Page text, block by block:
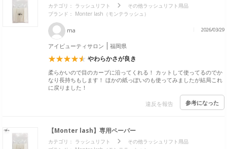
カテゴリ： ラッシュリフト
その他ラッシュリフト用品
ブランド： Monter lash（モンテラッシュ）
ma 2026/03/29
アイビューティサロン 福岡県
やわらかさが良き
柔らかいので目のカーブに沿ってくれる！ カットして使ってるのでか
なり長持ちもします！ ほかの紙っぽいのも使ってみましたが結局これ
に戻りました！
違反を報告 参考になった
【Monter lash】専用ペーパー
カテゴリ： ラッシュリフト
その他ラッシュリフト用品